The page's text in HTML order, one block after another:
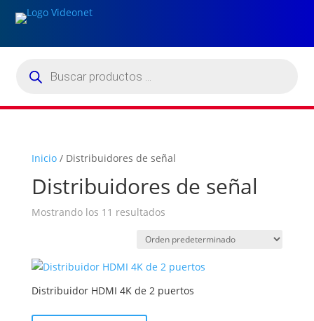
productos
Inicio/ Distribuidores de señal
Distribuidores de señal
Mostrando los 11 resultados
Distribuidor HDMI 4K de 2 puertos